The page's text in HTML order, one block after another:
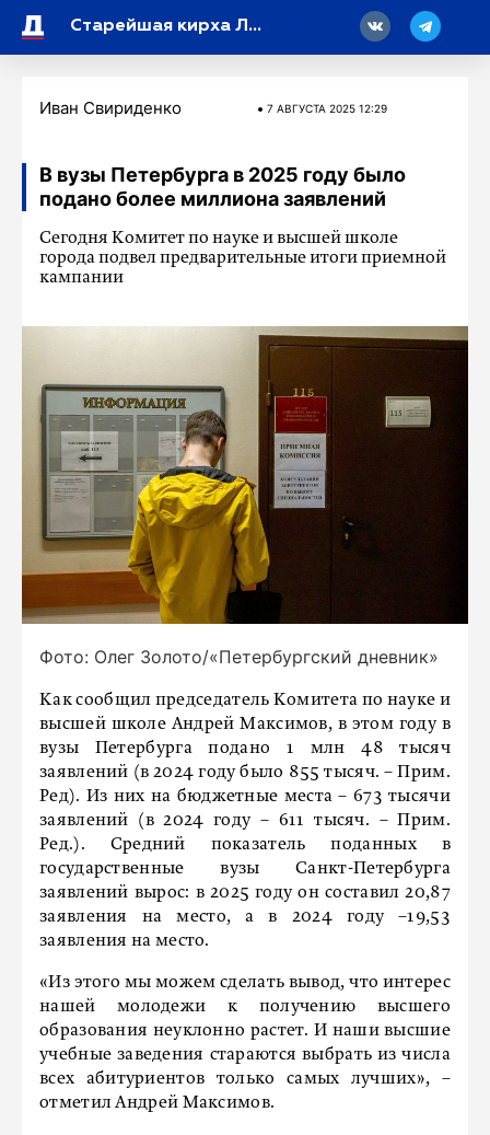
Старейшая кирха Ленобласти получит новую жизнь
Иван Свириденко 7 АВГУСТА 2025 12:29
В вузы Петербурга в 2025 году было
подано более миллиона заявлений
Сегодня Комитет по науке и высшей школе
города подвел предварительные итоги приемной
кампании
Фото: Олег Золото/«Петербургский дневник»
Как сообщил председатель Комитета по науке и
высшей школе Андрей Максимов, в этом году в
вузы Петербурга подано 1 млн 48 тысяч
заявлений (в 2024 году было 855 тысяч. – Прим.
Ред). Из них на бюджетные места – 673 тысячи
заявлений (в 2024 году – 611 тысяч. – Прим.
Ред.). Средний показатель поданных в
государственные вузы Санкт-Петербурга
заявлений вырос: в 2025 году он составил 20,87
заявления на место, а в 2024 году –19,53
заявления на место.
«Из этого мы можем сделать вывод, что интерес
нашей молодежи к получению высшего
образования неуклонно растет. И наши высшие
учебные заведения стараются выбрать из числа
всех абитуриентов только самых лучших», –
отметил Андрей Максимов.